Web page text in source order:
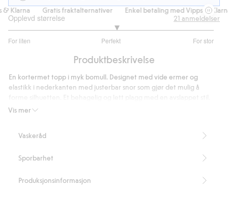
Klarna
Gratis fraktalternativer Enkel betaling med Vipps & Klarna
Opplevd størrelse
For liten Perfekt For stor
av
19
stemmer
21 anmeldelser
Produktbeskrivelse
Vis mer
En kortermet topp i myk bomull. Designet med vide ermer og
elastikk i nederkanten med justerbar snor som gjør det mulig å
Vide ermer
Lengde 55 cm i størrelse S
Vaskeråd
Sporbarhet
Produksjonsinformasjon